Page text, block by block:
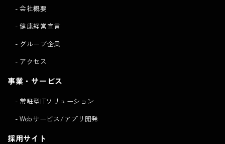
会社概要
健康経営宣言
グループ企業
アクセス
事業・サービス
常駐型ITソリューション
Webサービス/アプリ開発
採用サイト